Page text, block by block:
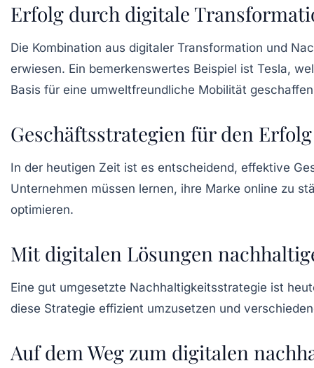
Erfolg durch digitale
Die Kombination aus digitaler Transformation und
erwiesen. Ein bemerkenswertes Beispiel ist Tesla,
Basis für eine umweltfreundliche Mobilität
Geschäftsstrategien für den
In der heutigen Zeit ist es entscheidend, effektive
Unternehmen müssen lernen, ihre Marke online zu
optimieren.
Mit digitalen Lösungen
Eine gut umgesetzte Nachhaltigkeitsstrategie ist
diese Strategie effizient umzusetzen und
Auf dem Weg zum digitalen